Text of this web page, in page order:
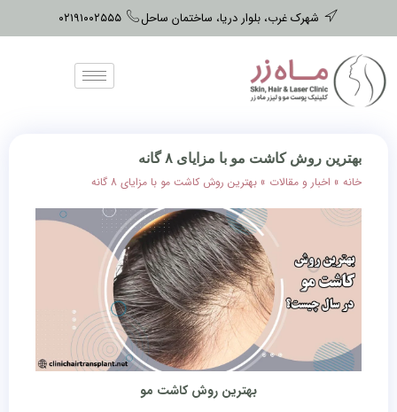
شهرک غرب، بلوار دریا، ساختمان ساحل ۰۲۱۹۱۰۰۲۵۵۵
بهترین روش کاشت مو با مزایای ۸ گانه
خانه » اخبار و مقالات » بهترین روش کاشت مو با مزایای 8 گانه
بهترین روش کاشت مو